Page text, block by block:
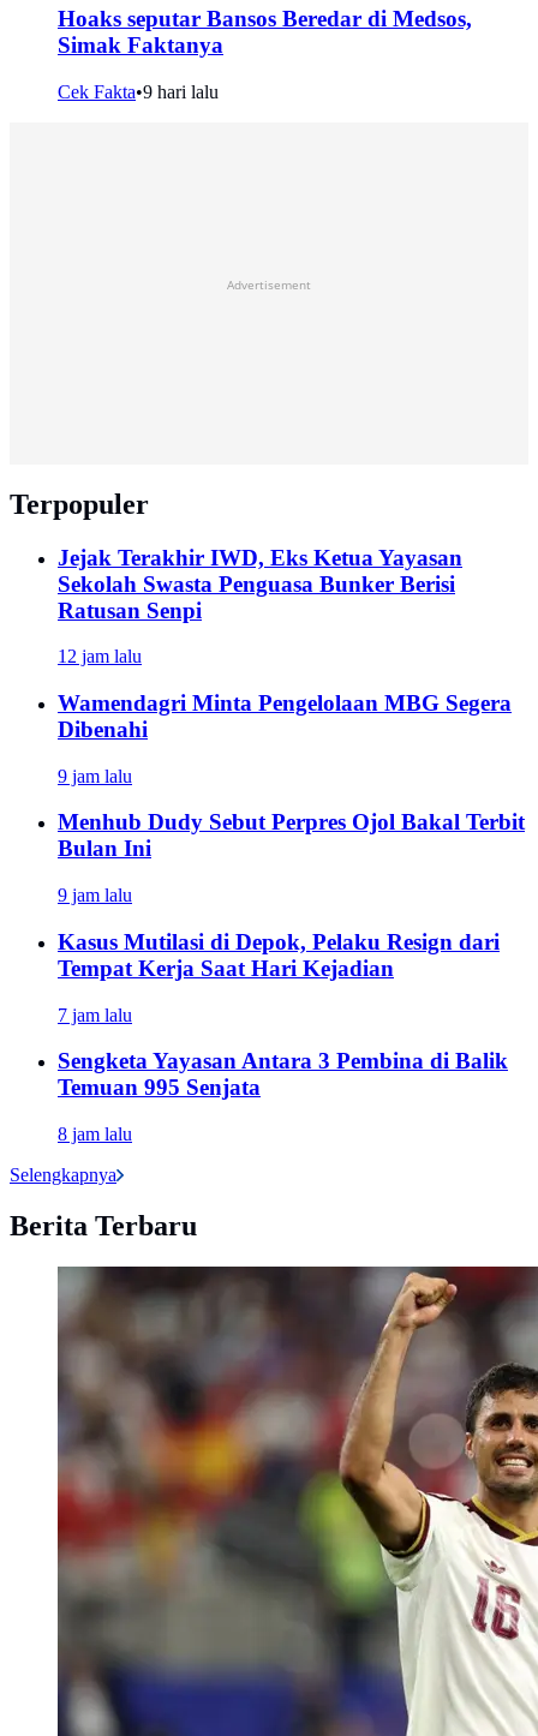
Hoaks seputar Bansos Beredar di Medsos,
Simak Faktanya
Cek Fakta•9 hari lalu
Advertisement
Terpopuler
Jejak Terakhir IWD, Eks Ketua Yayasan
Sekolah Swasta Penguasa Bunker Berisi
Ratusan Senpi
12 jam lalu
Wamendagri Minta Pengelolaan MBG Segera
Dibenahi
9 jam lalu
Menhub Dudy Sebut Perpres Ojol Bakal Terbit
Bulan Ini
9 jam lalu
Kasus Mutilasi di Depok, Pelaku Resign dari
Tempat Kerja Saat Hari Kejadian
7 jam lalu
Sengketa Yayasan Antara 3 Pembina di Balik
Temuan 995 Senjata
8 jam lalu
Selengkapnya
Berita Terbaru